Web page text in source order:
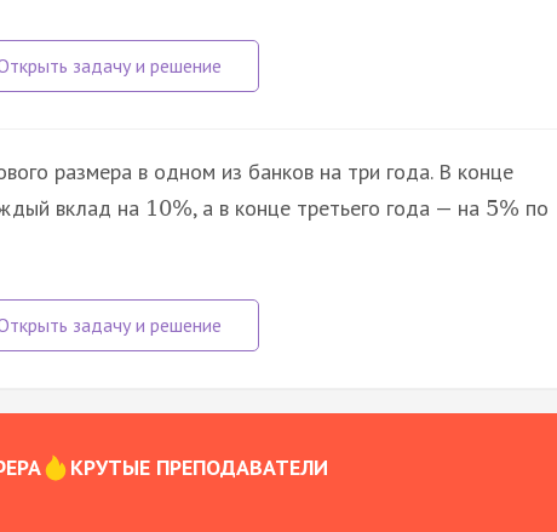
размера в одном из банков на три года. В конце
вклад на 10%, а в конце третьего года — на 5% по
КРУТЫЕ ПРЕПОДАВАТЕЛИ